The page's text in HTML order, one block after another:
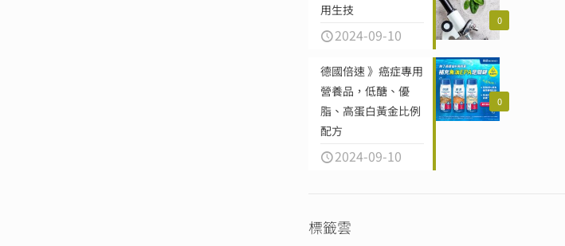
0
用生技
2024-09-10
0
德國倍速 》癌症專用
營養品，低醣、優
脂、高蛋白黃金比例
配方
2024-09-10
標籤雲